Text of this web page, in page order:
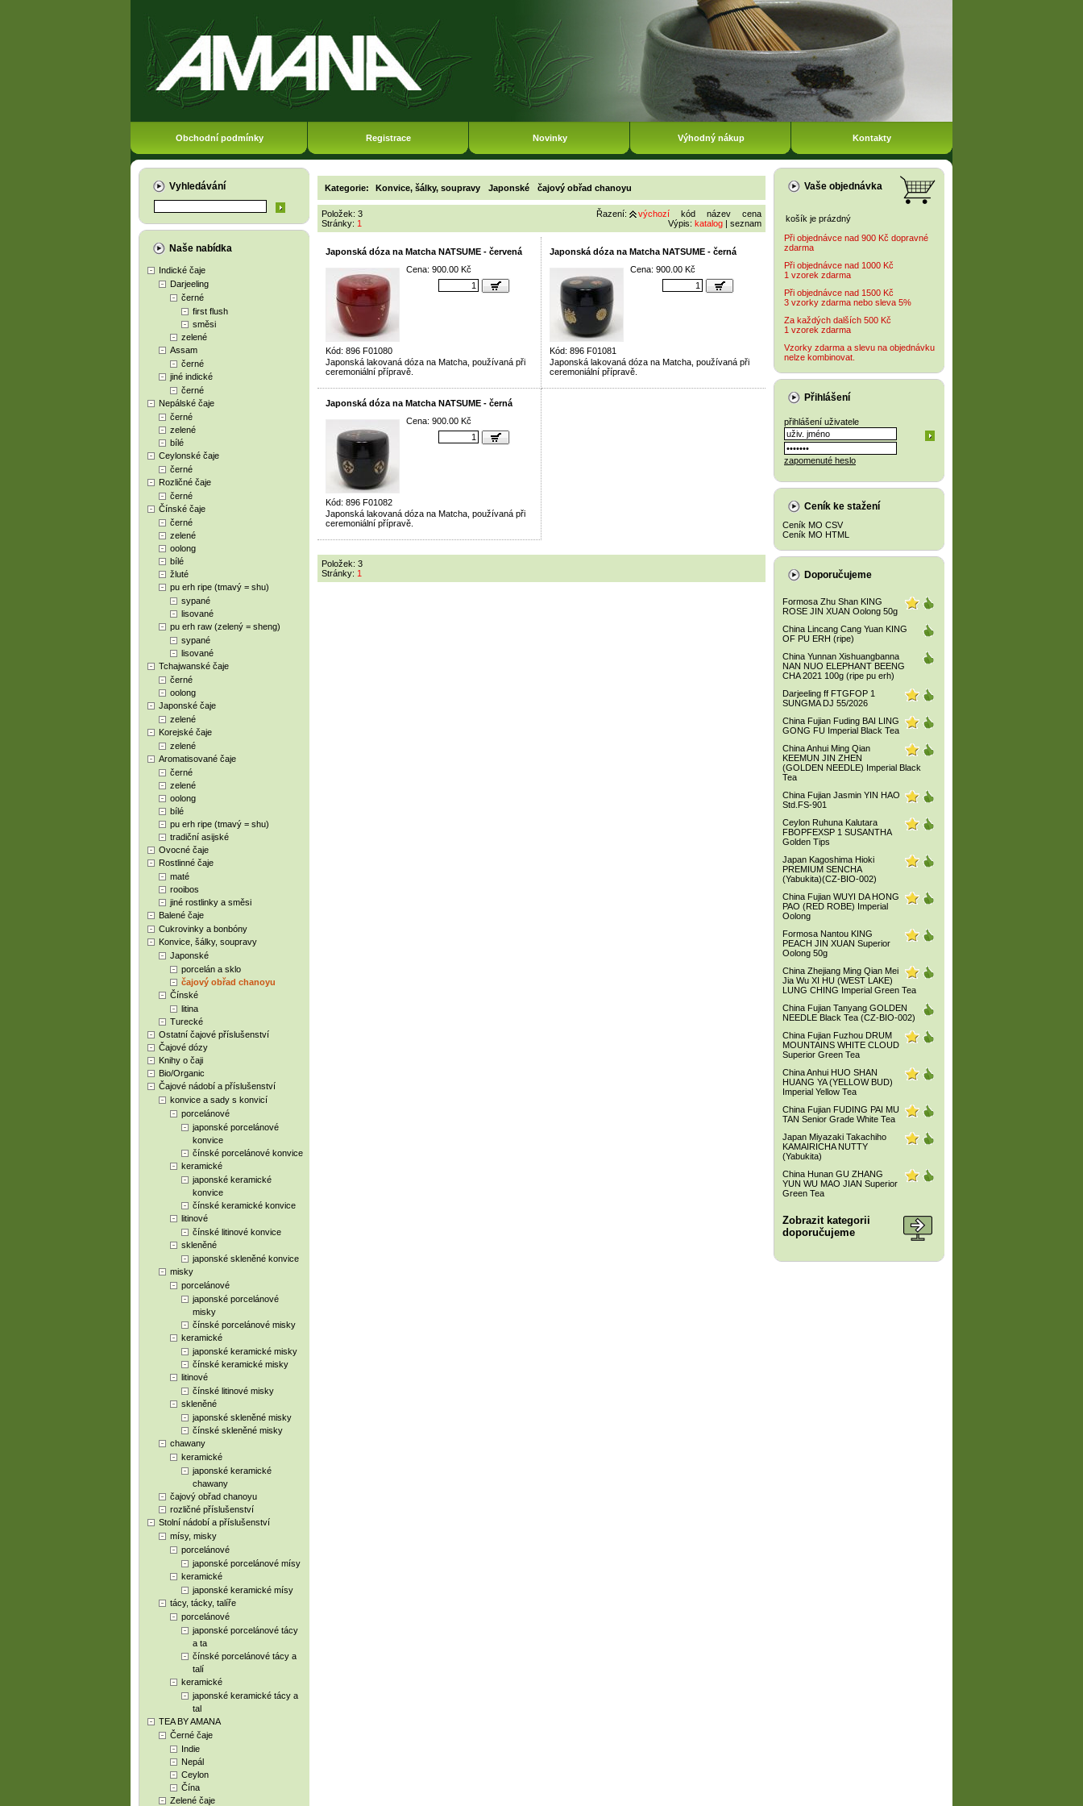
Obchodní podmínky Registrace Novinky Výhodný nákup Kontakty
Vyhledávání
Naše nabídka
Indické čaje
Darjeeling
černé
first flush
směsi
zelené
Assam
černé
jiné indické
černé
Nepálské čaje
černé
zelené
bílé
Ceylonské čaje
černé
Rozličné čaje
černé
Čínské čaje
černé
zelené
oolong
bílé
žluté
pu erh ripe (tmavý = shu)
sypané
lisované
pu erh raw (zelený = sheng)
sypané
lisované
Tchajwanské čaje
černé
oolong
Japonské čaje
zelené
Korejské čaje
zelené
Aromatisované čaje
černé
zelené
oolong
bílé
pu erh ripe (tmavý = shu)
tradiční asijské
Ovocné čaje
Rostlinné čaje
maté
rooibos
jiné rostlinky a směsi
Balené čaje
Cukrovinky a bonbóny
Konvice, šálky, soupravy
Japonské
porcelán a sklo
čajový obřad chanoyu
Čínské
litina
Turecké
Ostatní čajové příslušenství
Čajové dózy
Knihy o čaji
Bio/Organic
Čajové nádobí a příslušenství
konvice a sady s konvicí
porcelánové
japonské porcelánové
konvice
čínské porcelánové konvice
keramické
japonské keramické
konvice
čínské keramické konvice
litinové
čínské litinové konvice
skleněné
japonské skleněné konvice
misky
porcelánové
japonské porcelánové
misky
čínské porcelánové misky
keramické
japonské keramické misky
čínské keramické misky
litinové
čínské litinové misky
skleněné
japonské skleněné misky
čínské skleněné misky
chawany
keramické
japonské keramické
chawany
čajový obřad chanoyu
rozličné příslušenství
Stolní nádobí a příslušenství
mísy, misky
porcelánové
japonské porcelánové mísy
keramické
japonské keramické mísy
tácy, tácky, talíře
porcelánové
japonské porcelánové tácy
a ta
čínské porcelánové tácy a
talí
keramické
japonské keramické tácy a
tal
TEA BY AMANA
Černé čaje
Indie
Nepál
Ceylon
Čína
Zelené čaje
Kategorie: Konvice, šálky, soupravy Japonské čajový obřad chanoyu
Řazení: výchozí kód název
cena
Výpis: katalog | seznam
Položek: 3
Stránky: 1
Japonská dóza na Matcha NATSUME - červená
Kód: 896 F01080
Cena: 900.00 Kč
Japonská lakovaná dóza na Matcha, používaná při
ceremoniální přípravě.
Japonská dóza na Matcha NATSUME - černá
Kód: 896 F01081
Cena: 900.00 Kč
Japonská lakovaná dóza na Matcha, používaná při
ceremoniální přípravě.
Japonská dóza na Matcha NATSUME - černá
Kód: 896 F01082
Cena: 900.00 Kč
Japonská lakovaná dóza na Matcha, používaná při
ceremoniální přípravě.
Položek: 3
Stránky: 1
Vaše objednávka
košík je prázdný
Při objednávce nad 900 Kč dopravné
zdarma
Při objednávce nad 1000 Kč
1 vzorek zdarma
Při objednávce nad 1500 Kč
3 vzorky zdarma nebo sleva 5%
Za každých dalších 500 Kč
1 vzorek zdarma
Vzorky zdarma a slevu na objednávku
nelze kombinovat.
Přihlášení
přihlášení uživatele
zapomenuté heslo
Ceník ke stažení
Ceník MO CSV
Ceník MO HTML
Doporučujeme
Formosa Zhu Shan KING
ROSE JIN XUAN Oolong 50g
China Lincang Cang Yuan KING
OF PU ERH (ripe)
China Yunnan Xishuangbanna
NAN NUO ELEPHANT BEENG
CHA 2021 100g (ripe pu erh)
Darjeeling ff FTGFOP 1
SUNGMA DJ 55/2026
China Fujian Fuding BAI LING
GONG FU Imperial Black Tea
China Anhui Ming Qian
KEEMUN JIN ZHEN
(GOLDEN NEEDLE) Imperial Black
Tea
China Fujian Jasmin YIN HAO
Std.FS-901
Ceylon Ruhuna Kalutara
FBOPFEXSP 1 SUSANTHA
Golden Tips
Japan Kagoshima Hioki
PREMIUM SENCHA
(Yabukita)(CZ-BIO-002)
China Fujian WUYI DA HONG
PAO (RED ROBE) Imperial
Oolong
Formosa Nantou KING
PEACH JIN XUAN Superior
Oolong 50g
China Zhejiang Ming Qian Mei
Jia Wu XI HU (WEST LAKE)
LUNG CHING Imperial Green Tea
China Fujian Tanyang GOLDEN
NEEDLE Black Tea (CZ-BIO-002)
China Fujian Fuzhou DRUM
MOUNTAINS WHITE CLOUD
Superior Green Tea
China Anhui HUO SHAN
HUANG YA (YELLOW BUD)
Imperial Yellow Tea
China Fujian FUDING PAI MU
TAN Senior Grade White Tea
Japan Miyazaki Takachiho
KAMAIRICHA NUTTY
(Yabukita)
China Hunan GU ZHANG
YUN WU MAO JIAN Superior
Green Tea
Zobrazit kategorii
doporučujeme